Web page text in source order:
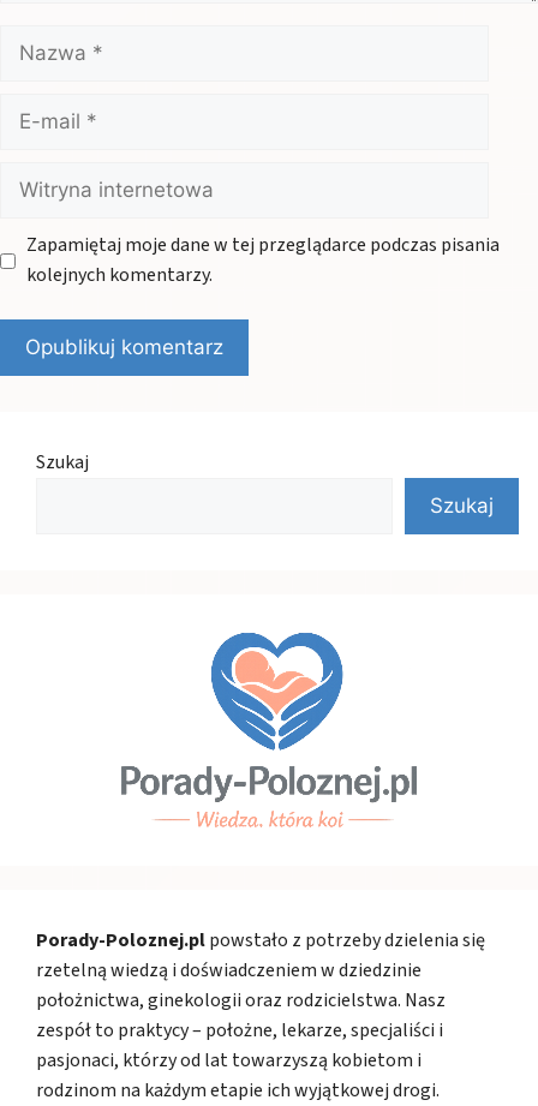
Nazwa
mail
Witryna
internetowa
Zapamiętaj moje dane w tej przeglądarce podczas pisania
kolejnych komentarzy.
Szukaj
Szukaj
Porady-Poloznej.plpowstało z potrzeby dzielenia się
rzetelną wiedzą i doświadczeniem w dziedzinie
położnictwa, ginekologii oraz rodzicielstwa. Nasz
zespół to praktycy – położne, lekarze, specjaliści i
pasjonaci, którzy od lat towarzyszą kobietom i
rodzinom na każdym etapie ich wyjątkowej drogi.